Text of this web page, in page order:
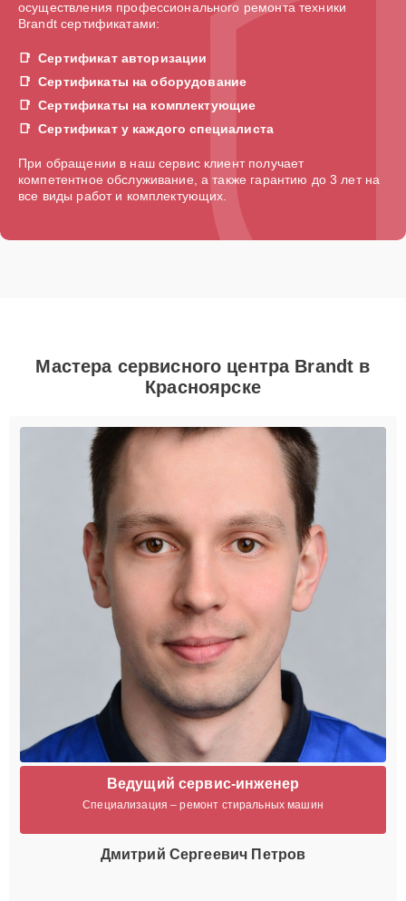
осуществления профессионального ремонта техники
Brandt сертификатами:
Сертификат авторизации
Сертификаты на оборудование
Сертификаты на комплектующие
Сертификат у каждого специалиста
При обращении в наш сервис клиент получает
компетентное обслуживание, а также гарантию до 3 лет на
все виды работ и комплектующих.
Мастера сервисного центра Brandt в
Красноярске
Ведущий сервис-инженер
Специализация – ремонт стиральных машин
Дмитрий Сергеевич Петров